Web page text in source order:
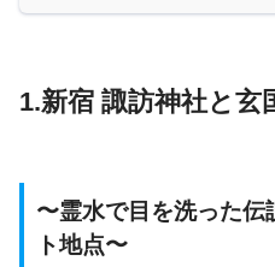
1.新宿 諏訪神社と玄
〜霊水で目を洗った伝
ト地点〜